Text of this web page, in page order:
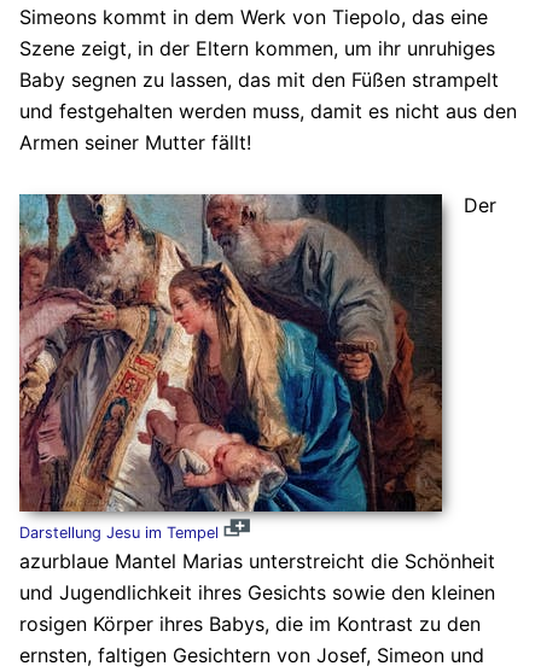
Simeons kommt in dem Werk von Tiepolo, das eine
Szene zeigt, in der Eltern kommen, um ihr unruhiges
Baby segnen zu lassen, das mit den Füßen strampelt
und festgehalten werden muss, damit es nicht aus den
Armen seiner Mutter fällt!
Darstellung Jesu im Tempel
Der
azurblaue Mantel Marias unterstreicht die Schönheit
und Jugendlichkeit ihres Gesichts sowie den kleinen
rosigen Körper ihres Babys, die im Kontrast zu den
ernsten, faltigen Gesichtern von Josef, Simeon und